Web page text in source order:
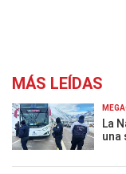
MÁS LEÍDAS
La
una